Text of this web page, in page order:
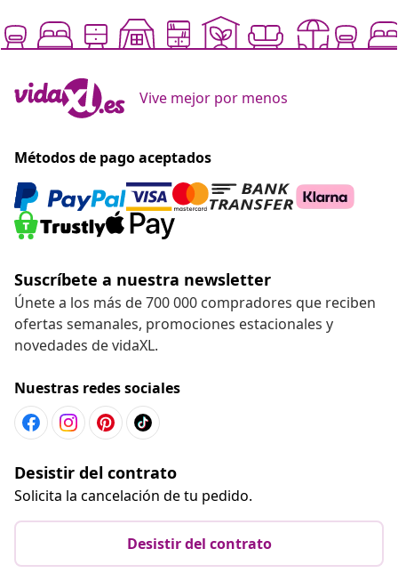
Vive mejor por menos
Métodos de pago aceptados
Suscríbete a nuestra newsletter
Únete a los más de 700 000 compradores que reciben
ofertas semanales, promociones estacionales y
novedades de vidaXL.
Nuestras redes sociales
Desistir del contrato
Solicita la cancelación de tu pedido.
Desistir del contrato